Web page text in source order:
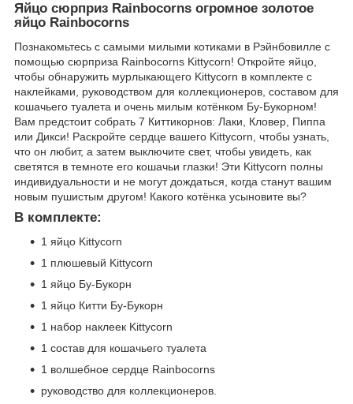
Яйцо сюрприз Rainbocorns огромное золотое
яйцо Rainbocorns
Познакомьтесь с самыми милыми котиками в Рэйнбовилле с
помощью сюрприза Rainbocorns Kittycorn! Откройте яйцо,
чтобы обнаружить мурлыкающего Kittycorn в комплекте с
наклейками, руководством для коллекционеров, составом для
кошачьего туалета и очень милым котёнком Бу-Букорном!
Вам предстоит собрать 7 Киттикорнов: Лаки, Кловер, Пиппа
или Дикси! Раскройте сердце вашего Kittycorn, чтобы узнать,
что он любит, а затем выключите свет, чтобы увидеть, как
светятся в темноте его кошачьи глазки! Эти Kittycorn полны
индивидуальности и не могут дождаться, когда станут вашим
новым пушистым другом! Какого котёнка усыновите вы?
В комплекте:
1 яйцо Kittycorn
1 плюшевый Kittycorn
1 яйцо Бу-Букорн
1 яйцо Китти Бу-Букорн
1 набор наклеек Kittycorn
1 состав для кошачьего туалета
1 волшебное сердце Rainbocorns
руководство для коллекционеров.